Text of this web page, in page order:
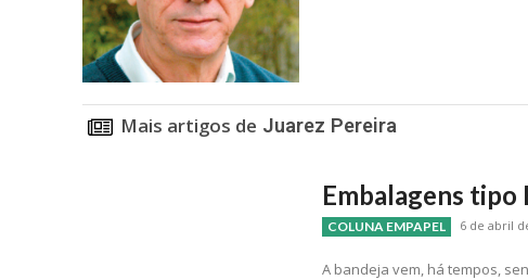
Mais artigos de Juarez Pereira
Embalagens tipo
COLUNA EMPAPEL 6 de abril
A bandeja vem, há tempos,